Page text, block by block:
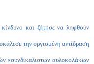
και ζήτησε να ληφθούν
την οργισμένη αντίδραση
«συνδικαλιστών αυλοκολάκων